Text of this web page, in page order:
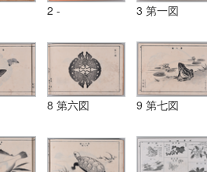
2 - 3 第一図
8 第六図 9 第七図